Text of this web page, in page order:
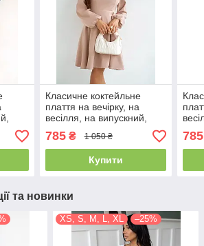
Класичне коктейльне
плаття на вечірку, на
весілля, на випускний,
785₴ 1 050 ₴
Купити
785
та новинки
XS, S, M, L, XL –25%